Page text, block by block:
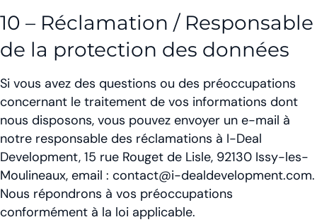
10 – Réclamation / Responsable
de la protection des données
Si vous avez des questions ou des préoccupations
concernant le traitement de vos informations dont
nous disposons, vous pouvez envoyer un e-mail à
notre responsable des réclamations à I-Deal
Development, 15 rue Rouget de Lisle, 92130 Issy-les-
Moulineaux, email : contact@i-dealdevelopment.com.
Nous répondrons à vos préoccupations
conformément à la loi applicable.